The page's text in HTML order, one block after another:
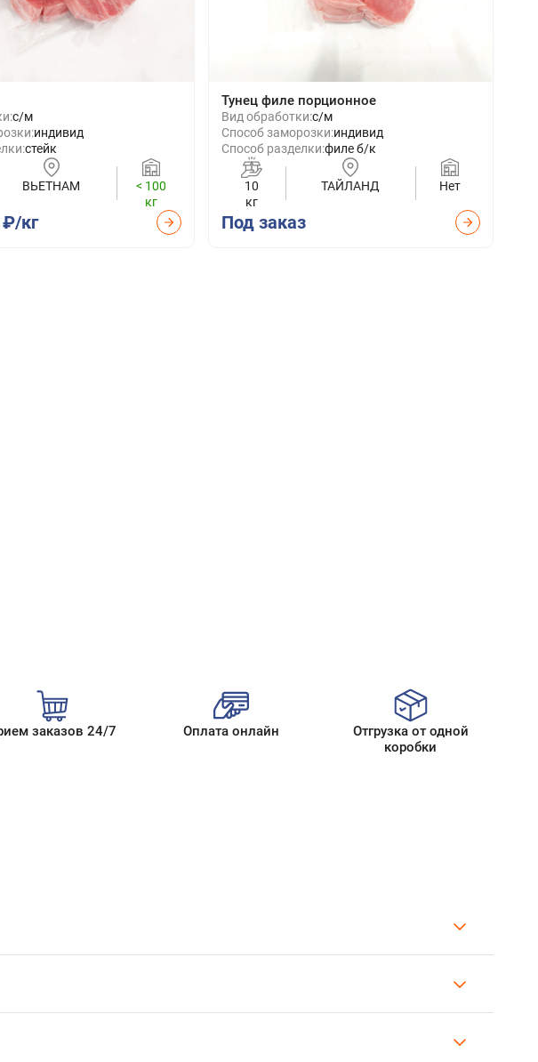
с/м
индивид
стейк
ВЬЕТНАМ
< 100
кг
₽/кг
Тунец филе порционное
Вид обработки:с/м
Способ заморозки:индивид
Способ разделки:филе б/к
10
кг
ТАЙЛАНД Нет
Под заказ
заказов 24/7 Оплата онлайн
Отгрузка от одной
коробки